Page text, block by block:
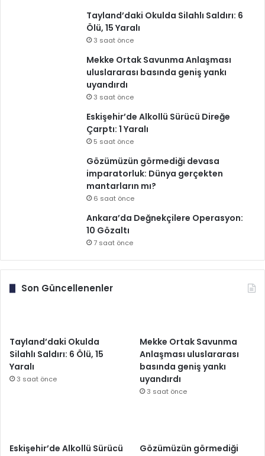
Tayland’daki Okulda Silahlı Saldırı: 6
Ölü, 15 Yaralı
3 saat önce
Mekke Ortak Savunma Anlaşması
uluslararası basında geniş yankı
uyandırdı
3 saat önce
Eskişehir’de Alkollü Sürücü Direğe
Çarptı: 1 Yaralı
5 saat önce
Gözümüzün görmediği devasa
imparatorluk: Dünya gerçekten
mantarların mı?
6 saat önce
Ankara’da Değnekçilere Operasyon:
10 Gözaltı
7 saat önce
Son Güncellenenler
Tayland’daki Okulda
Silahlı Saldırı: 6 Ölü, 15
Yaralı
3 saat önce
Mekke Ortak Savunma
Anlaşması uluslararası
basında geniş yankı
uyandırdı
3 saat önce
Eskişehir’de Alkollü Sürücü
Gözümüzün görmediği